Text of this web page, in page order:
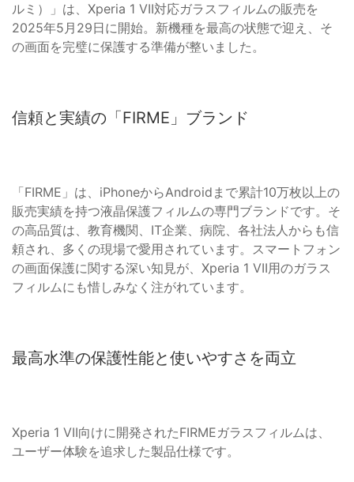
ルミ）」は、Xperia 1 VII対応ガラスフィルムの販売を
2025年5月29日に開始。新機種を最高の状態で迎え、そ
の画面を完璧に保護する準備が整いました。
信頼と実績の「FIRME」ブランド
「FIRME」は、iPhoneからAndroidまで累計10万枚以上の
販売実績を持つ液晶保護フィルムの専門ブランドです。そ
の高品質は、教育機関、IT企業、病院、各社法人からも信
頼され、多くの現場で愛用されています。スマートフォン
の画面保護に関する深い知見が、Xperia 1 VII用のガラス
フィルムにも惜しみなく注がれています。
最高水準の保護性能と使いやすさを両立
Xperia 1 VII向けに開発されたFIRMEガラスフィルムは、
ユーザー体験を追求した製品仕様です。